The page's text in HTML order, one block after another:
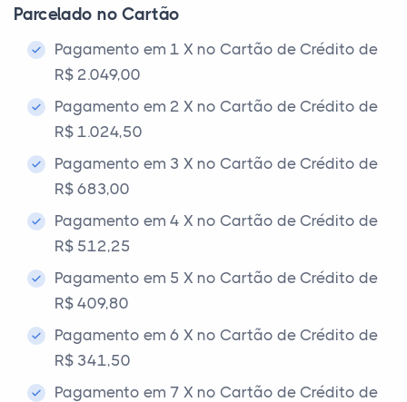
Parcelado no Cartão
Pagamento em 1 X no Cartão de Crédito de
R$ 2.049,00
Pagamento em 2 X no Cartão de Crédito de
R$ 1.024,50
Pagamento em 3 X no Cartão de Crédito de
R$ 683,00
Pagamento em 4 X no Cartão de Crédito de
R$ 512,25
Pagamento em 5 X no Cartão de Crédito de
R$ 409,80
Pagamento em 6 X no Cartão de Crédito de
R$ 341,50
Pagamento em 7 X no Cartão de Crédito de